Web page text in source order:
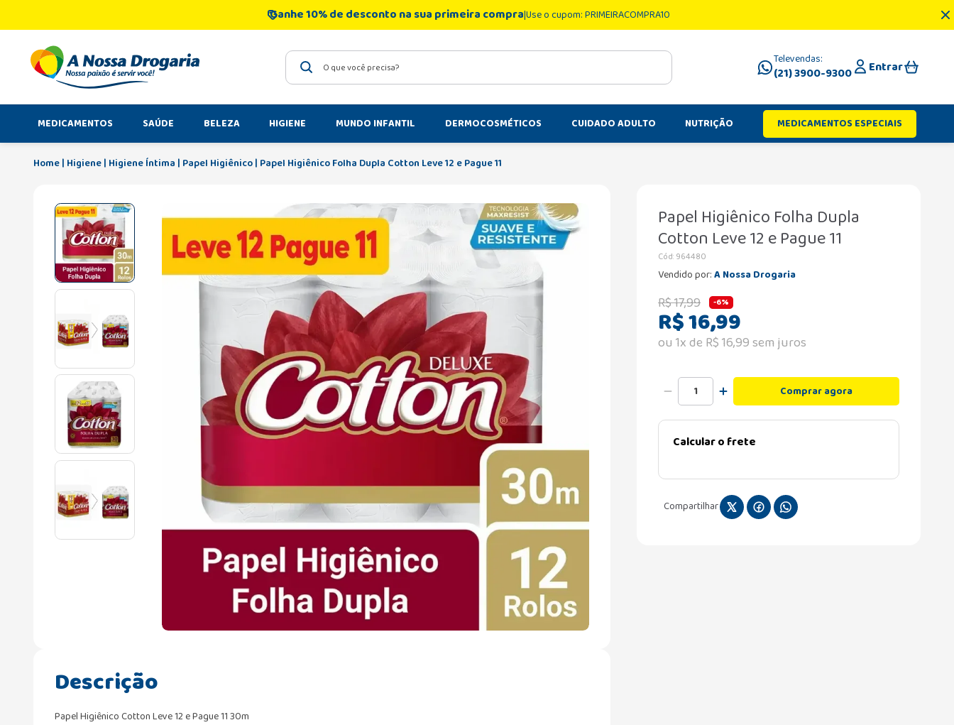
Ganhe 10% de desconto na sua primeira compraUse o cupom: PRIMEIRACOMPRA10
O que você precisa? Televendas:
(21) 3900-9300 Entrar
MEDICAMENTOS SAÚDE BELEZA HIGIENE MUNDO INFANTIL DERMOCOSMÉTICOS CUIDADO ADULTO NUTRIÇÃO MEDICAMENTOS ESPECIAIS
Higiene Higiene Íntima Papel Higiênico Papel Higiênico Folha Dupla Cotton Leve 12 e Pague 11
Descrição
Papel Higiênico Cotton Leve 12 e Pague 11 30m
Papel Higiênico Folha Dupla
Cotton Leve 12 e Pague 11
Cód: 964480
Vendido por:A Nossa Drogaria
R$17,99 -6%
R$16,99
ou1x de R$16,99sem juros
Comprar agora
Calcular o frete
Compartilhar